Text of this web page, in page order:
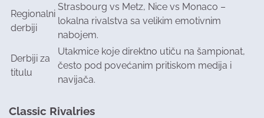
Regionalni
derbiji
Strasbourg vs Metz, Nice vs Monaco –
lokalna rivalstva sa velikim emotivnim
nabojem.
Derbiji za
titulu
Utakmice koje direktno utiču na šampionat,
često pod povećanim pritiskom medija i
navijača.
Classic Rivalries